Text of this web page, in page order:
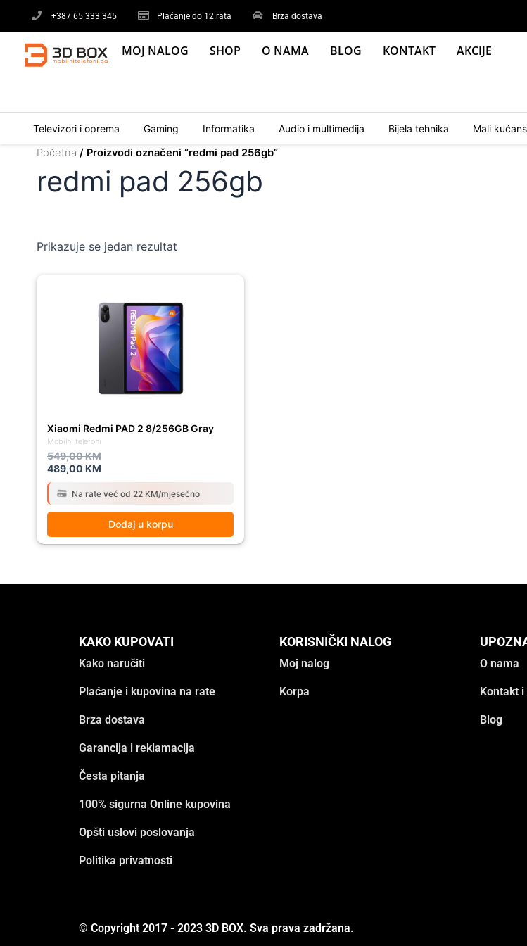
content
+387 65 333 345 Plaćanje do 12 rata Brza dostava
MOJ NALOG SHOP O NAMA BLOG KONTAKT AKCIJE
Televizori i oprema Gaming Informatika Audio i multimedija Bijela tehnika Mali
Početna / Proizvodi označeni “redmi pad 256gb”
redmi pad 256gb
Prikazuje se jedan rezultat
Mobilni telefoni
Xiaomi Redmi PAD 2 8/256GB Gray
549,00KM
549,00 KM.
489,00 KM
489,00 KM.
Na rate već od 22 KM/mjesečno
Dodaj u korpu
KAKO KUPOVATI
Kako naručiti
Plaćanje i kupovina na rate
Brza dostava
Garancija i reklamacija
Česta pitanja
100% sigurna Online kupovina
Opšti uslovi poslovanja
Politika privatnosti
KORISNIČKI NALOG
Moj nalog
Korpa
O nama
Kontakt
Blog
© Copyright 2017 - 2023 3D BOX. Sva prava zadržana.